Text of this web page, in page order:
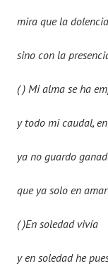
mira que la
sino con la
( ) Mi alma se ha
y todo mi caudal,
ya no guardo
que ya solo en
( )En soledad vivía
y en soledad he